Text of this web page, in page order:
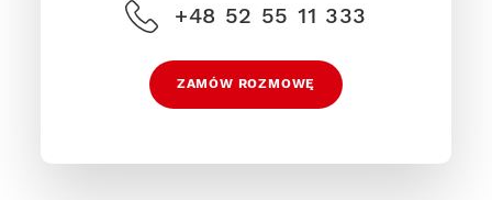
+48 52 55 11 333
ZAMÓW ROZMOWĘ